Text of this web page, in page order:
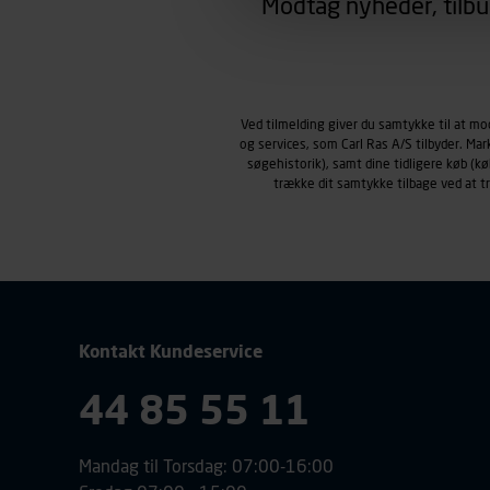
region, du befinder dig i.
klikkes på, sider/indhold der
smartphone mv.) samt de
Vi henviser endvidere til
Modtag nyheder,
Ved tilmelding giver du samtykke til at
og services, som Carl Ras A/S tilbyder.
søgehistorik), samt dine tidligere køb
trække dit samtykke tilbage ved at
Kontakt Kundeservice
44 85 55 11
Mandag til Torsdag: 07:00-16:00